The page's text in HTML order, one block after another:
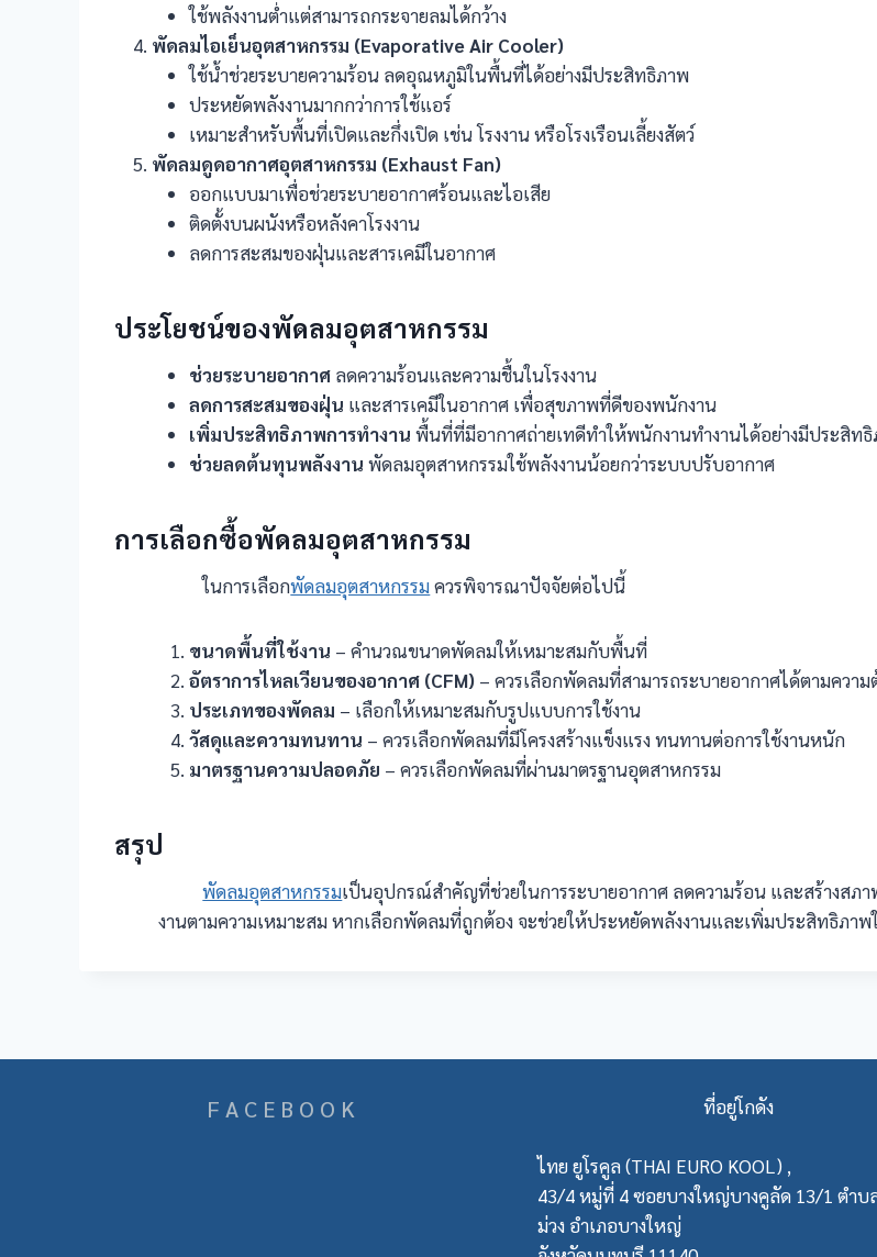
ใช้พลังงานต่ำแต่สามารถกระจายลมได้กว้าง
พัดลมไอเย็นอุตสาหกรรม (Evaporative Air Cooler)
ใช้น้ำช่วยระบายความร้อน ลดอุณหภูมิในพื้นที่ได้อย่างมีประสิทธิภาพ
ประหยัดพลังงานมากกว่าการใช้แอร์
เหมาะสำหรับพื้นที่เปิดและกึ่งเปิด เช่น โรงงาน หรือโรงเรือนเลี้ยงสัตว์
พัดลมดูดอากาศอุตสาหกรรม (Exhaust Fan)
ออกแบบมาเพื่อช่วยระบายอากาศร้อนและไอเสีย
ติดตั้งบนผนังหรือหลังคาโรงงาน
ลดการสะสมของฝุ่นและสารเคมีในอากาศ
ประโยชน์ของพัดลมอุตสาหกรรม
ช่วยระบายอากาศ ลดความร้อนและความชื้นในโรงงาน
ลดการสะสมของฝุ่น และสารเคมีในอากาศ เพื่อสุขภาพที่ดีของพนักงาน
เพิ่มประสิทธิภาพการทำงาน พื้นที่ที่มีอากาศถ่ายเทดีทำให้พนักงานทำงานได้อย่างมีประสิท
ช่วยลดต้นทุนพลังงาน พัดลมอุตสาหกรรมใช้พลังงานน้อยกว่าระบบปรับอากาศ
การเลือกซื้อพัดลมอุตสาหกรรม
ในการเลือกพัดลมอุตสาหกรรมควรพิจารณาปัจจัยต่อไปนี้
ขนาดพื้นที่ใช้งาน – คำนวณขนาดพัดลมให้เหมาะสมกับพื้นที่
อัตราการไหลเวียนของอากาศ (CFM) – ควรเลือกพัดลมที่สามารถระบายอากาศได้ตามความ
ประเภทของพัดลม – เลือกให้เหมาะสมกับรูปแบบการใช้งาน
วัสดุและความทนทาน – ควรเลือกพัดลมที่มีโครงสร้างแข็งแรง ทนทานต่อการใช้งานหนัก
มาตรฐานความปลอดภัย – ควรเลือกพัดลมที่ผ่านมาตรฐานอุตสาหกรรม
สรุป
พัดลมอุตสาหกรรมเป็นอุปกรณ์สำคัญที่ช่วยในการระบายอากาศ ลดความร้อน และสร้างส
งานตามความเหมาะสม หากเลือกพัดลมที่ถูกต้อง จะช่วยให้ประหยัดพลังงานและเพิ่มประสิทธิภาพ
F A C E B O O K ที่อยู่โกดัง
ไทย ยูโรคูล (THAI EURO KOOL) ,
43/4 หมู่ที่ 4 ซอยบางใหญ่บางคูลัด 13/1 ตำบ
ม่วง อำเภอบางใหญ่